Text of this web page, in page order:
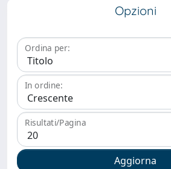
Opzioni
Ordina per:
In ordine:
Risultati/Pagina